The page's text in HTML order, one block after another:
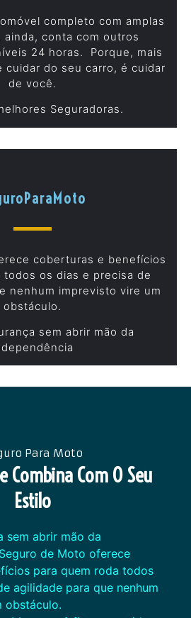
completo com amplas
ainda, conta com outros
24 horas. Porque, mais
cuidar do seu carro, é cuidar
de você.
Seguradoras.
coberturas e benefícios
todos os dias e precisa de
nenhum imprevisto vire um
obstáculo.
sem abrir mão da
Para Moto
Combina Com O Seu
Estilo
sem abrir mão da
de Moto oferece
para quem roda todos
agilidade para que nenhum
obstáculo.